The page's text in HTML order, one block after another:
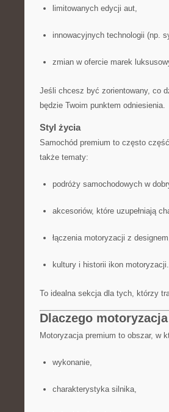
limitowanych edycji aut,
innowacyjnych technologii (np.
zmian w ofercie marek
Jeśli chcesz być zorientowany, co
będzie Twoim punktem odniesienia.
Styl życia
Samochód premium to często
także tematy:
podróży samochodowych w
akcesoriów, które uzupełniają
łączenia motoryzacji z
kultury i historii ikon motoryzacji.
To idealna sekcja dla tych, którzy
Dlaczego
Motoryzacja premium to obszar, w
wykonanie,
charakterystyka silnika,